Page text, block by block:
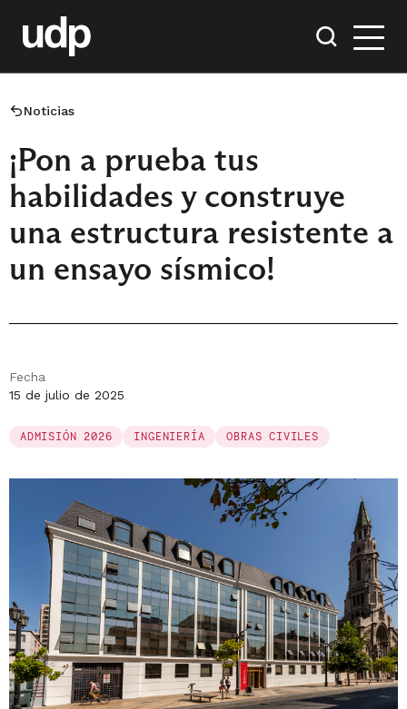
Noticias
¡Pon a prueba tus
habilidades y construye
una estructura resistente a
un ensayo sísmico!
Fecha
15 de julio de 2025
ADMISIÓN 2026 INGENIERÍA OBRAS CIVILES